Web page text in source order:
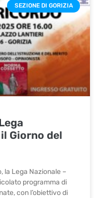
SEZIONE DI GORIZIA
Giorno del
la Lega Nazionale –
programma di
con l’obiettivo di